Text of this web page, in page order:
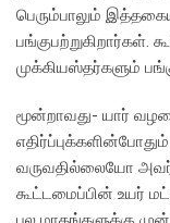
பெரும்பாலும்
பங்குபற்றுகிறார்கள்.
முக்கியஸ்தர்களும்
மூன்றாவது- யார்
வருவதில்லையோ
கூட்டமைப்பின் உயர்